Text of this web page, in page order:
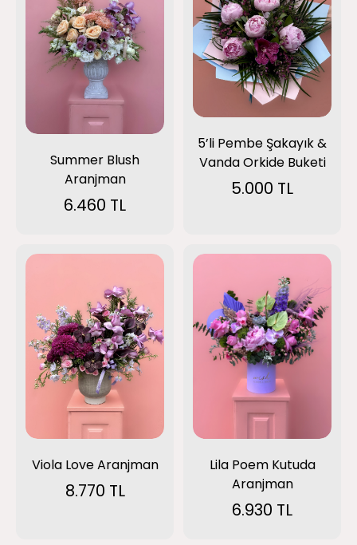
Summer Blush
Aranjman
6.460 TL
5’li Pembe Şakayık &
Vanda Orkide Buketi
5.000 TL
Viola Love Aranjman
8.770 TL
Lila Poem Kutuda
Aranjman
6.930 TL